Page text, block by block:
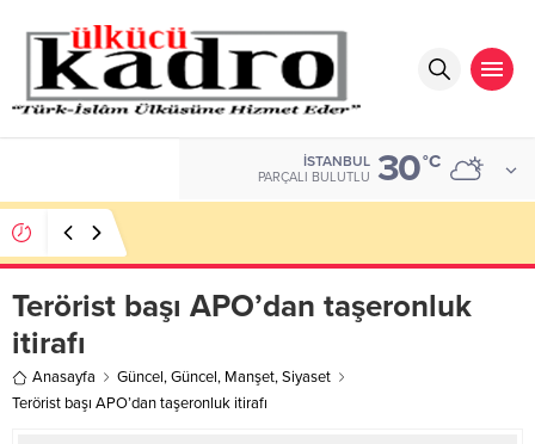
İSTANBUL
PARÇALI BULUTLU 30°C
Terörist başı APO’dan taşeronluk
itirafı
Anasayfa Güncel,Güncel, Manşet,Siyaset
Terörist başı APO’dan taşeronluk itirafı